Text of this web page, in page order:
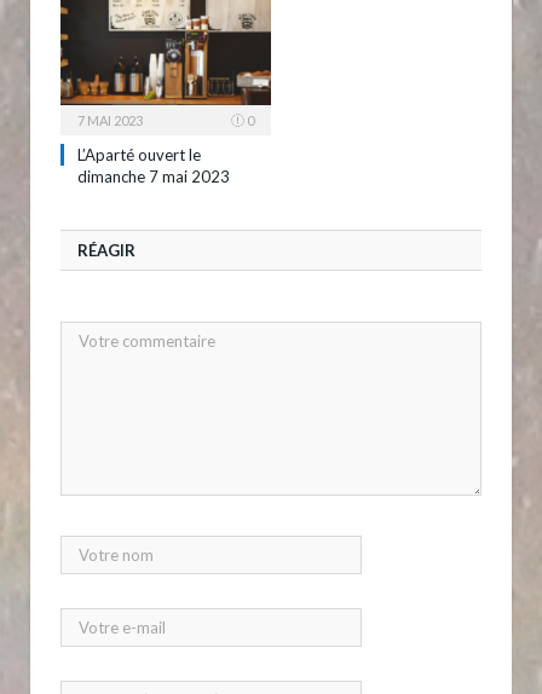
7 MAI 2023 0
L’Aparté ouvert le
dimanche 7 mai 2023
RÉAGIR